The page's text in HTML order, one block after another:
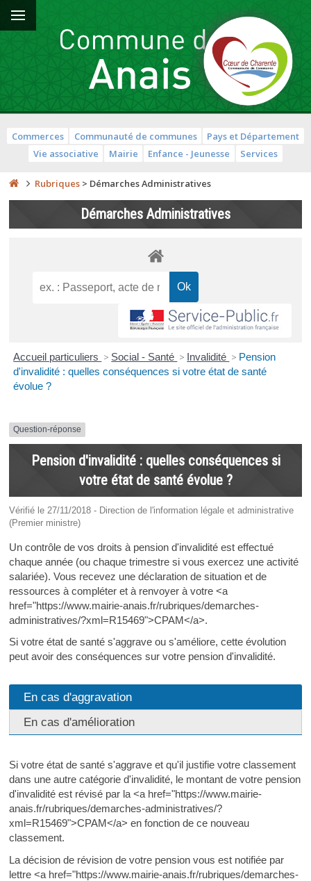
Commerces Communauté de communes
Pays et Département
Vie associative
Mairie Enfance - Jeunesse Services
Rubriques > Démarches Administratives
Démarches Administratives
Accueil particuliers > Social - Santé > Invalidité > Pension
d'invalidité : quelles conséquences si votre état de santé
évolue ?
Question-réponse
Pension d'invalidité : quelles conséquences si
votre état de santé évolue ?
Vérifié le 27/11/2018 - Direction de l'information légale et administrative
(Premier ministre)
Un contrôle de vos droits à pension d'invalidité est effectué
chaque année (ou chaque trimestre si vous exercez une activité
salariée). Vous recevez une déclaration de situation et de
ressources à compléter et à renvoyer à votre <a
href="https://www.mairie-anais.fr/rubriques/demarches-
administratives/?xml=R15469">CPAM</a>.
Si votre état de santé s'aggrave ou s'améliore, cette évolution
peut avoir des conséquences sur votre pension d'invalidité.
En cas d'aggravation
En cas d'amélioration
Si votre état de santé s'aggrave et qu'il justifie votre classement
dans une autre catégorie d'invalidité, le montant de votre pension
d'invalidité est révisé par la <a href="https://www.mairie-
anais.fr/rubriques/demarches-administratives/?
xml=R15469">CPAM</a> en fonction de ce nouveau
classement.
La décision de révision de votre pension vous est notifiée par
lettre <a href="https://www.mairie-anais.fr/rubriques/demarches-